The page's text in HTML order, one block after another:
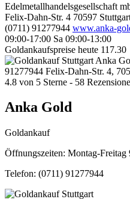
Edelmetallhandelsgesellschaft
Felix-Dahn-Str. 4 70597
(0711) 91277944 www.anka-
09:00-17:00 Sa 09:00-13:00
Goldankaufspreise heute 117.30
Anka
91277944 Felix-Dahn-Str. 4,
4.8 von 5 Sterne - 58
Anka Gold
Goldankauf
Öffnungszeiten: Montag-Freitag
Telefon: (0711) 91277944